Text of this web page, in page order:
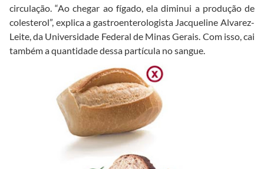
circulação. “Ao chegar ao fígado, ela diminui a produção de
colesterol”, explica a gastroenterologista Jacqueline Alvarez-
Leite, da Universidade Federal de Minas Gerais. Com isso, cai
também a quantidade dessa partícula no sangue.